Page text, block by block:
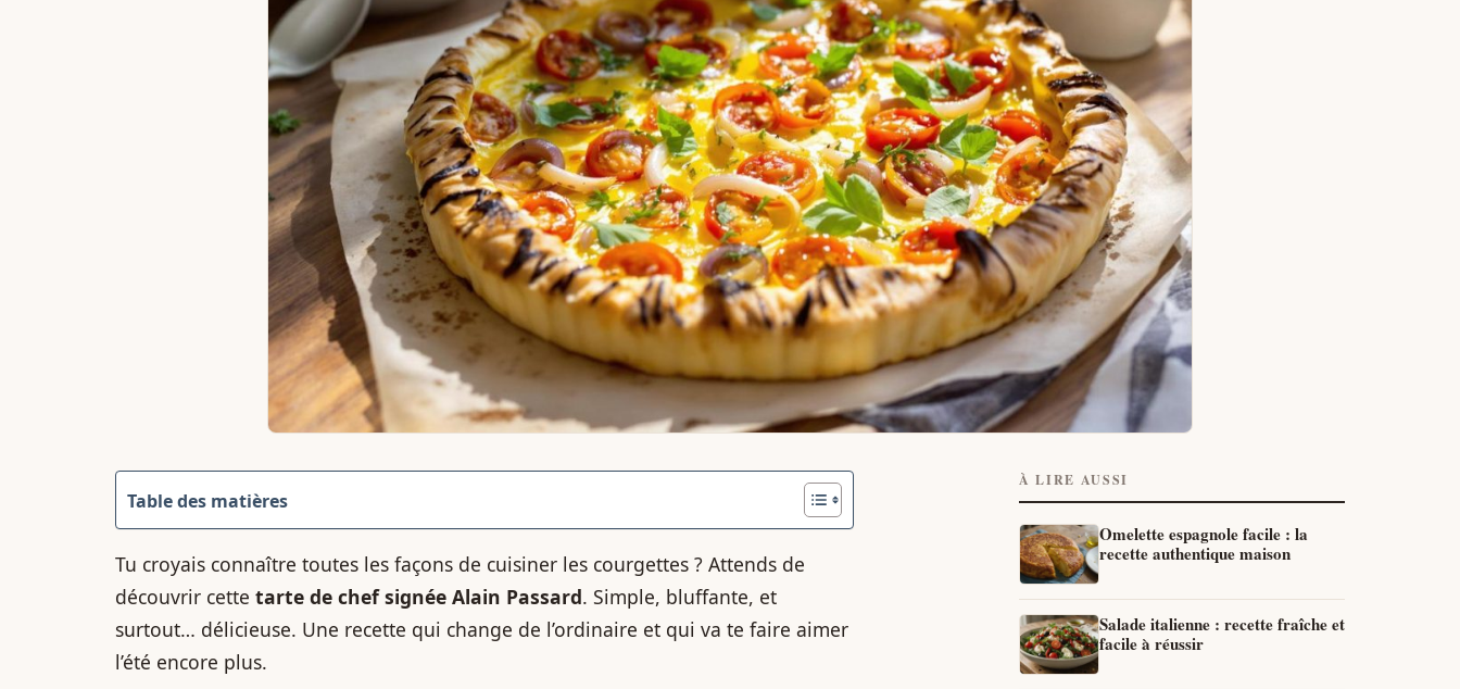
Table des matières
Tu croyais connaître toutes les façons de cuisiner les courgettes ? Attends de
découvrir cette tarte de chef signée Alain Passard. Simple, bluffante, et
surtout… délicieuse. Une recette qui change de l’ordinaire et qui va te faire aimer
l’été encore plus.
À LIRE AUSSI
Omelette espagnole facile : la
recette authentique maison
Salade italienne : recette fraîche et
facile à réussir